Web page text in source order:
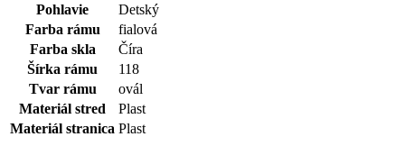
Pohlavie
Detský
Farba rámu
fialová
Farba skla
Číra
Šírka rámu
118
Tvar rámu
ovál
Materiál stred
Plast
Materiál stranica Plast